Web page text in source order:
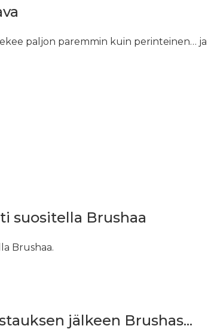
paljon paremmin kuin perinteinen…
suositella Brushaa
Brushaa.
jälkeen Brushas...